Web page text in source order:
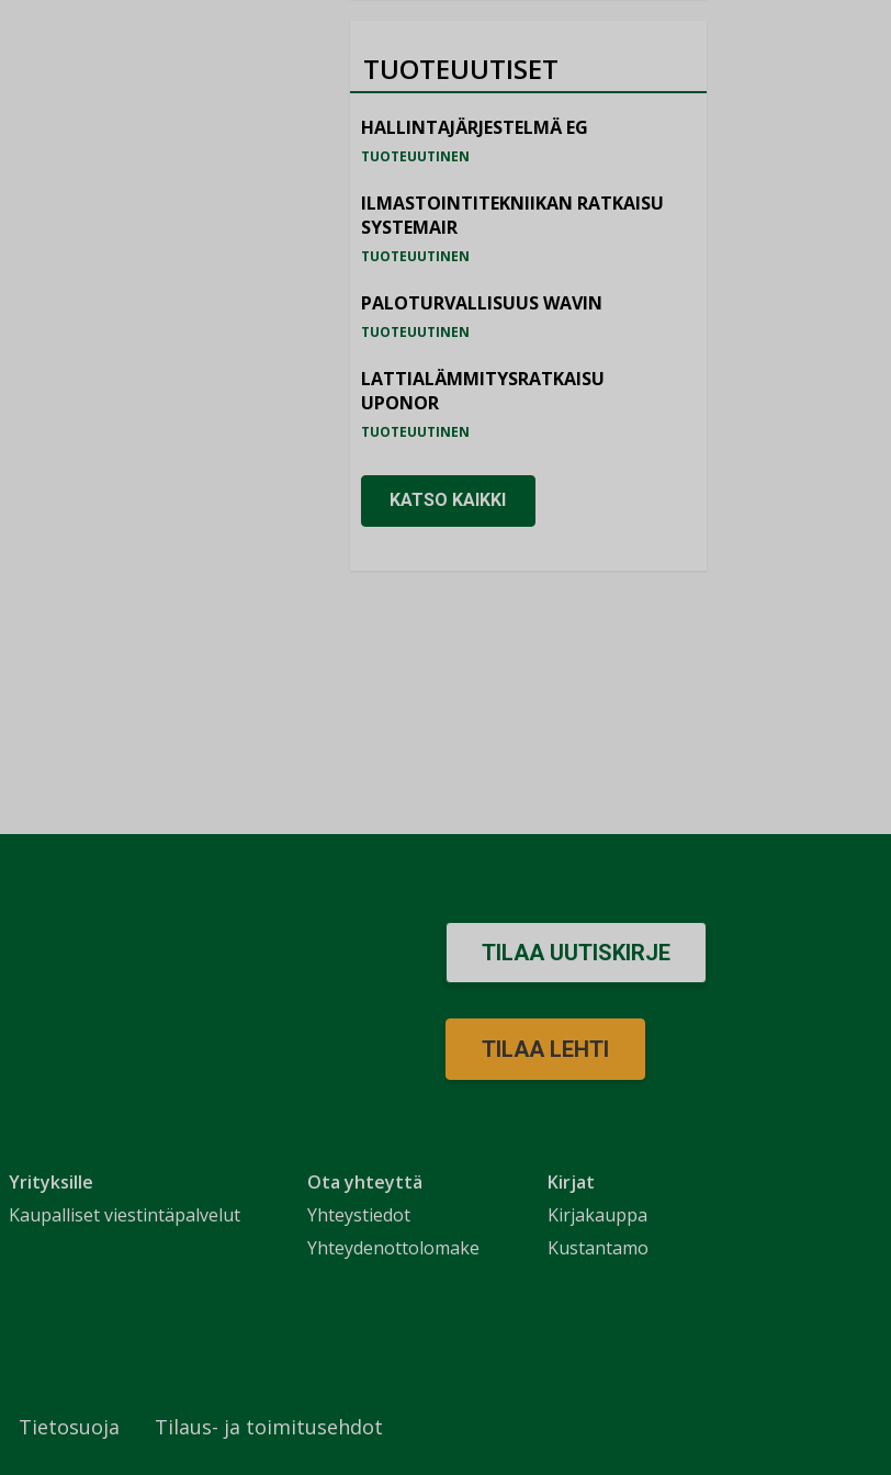
TUOTEUUTISET
HALLINTAJÄRJESTELMÄ EG
TUOTEUUTINEN
ILMASTOINTITEKNIIKAN RATKAISU
SYSTEMAIR
TUOTEUUTINEN
PALOTURVALLISUUS WAVIN
TUOTEUUTINEN
LATTIALÄMMITYSRATKAISU
UPONOR
TUOTEUUTINEN
KATSO KAIKKI
Yrityksille
Kaupalliset viestintäpalvelut
Ota yhteyttä
Yhteystiedot
Yhteydenottolomake
Kirjat
Kirjakauppa
Kustantamo
TILAA UUTISKIRJE
TILAA LEHTI
Tietosuoja Tilaus- ja toimitusehdot